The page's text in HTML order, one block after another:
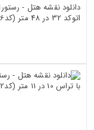
دانلود نقشه هتل -
اتوکد 32 در 48 متر (کد165886)